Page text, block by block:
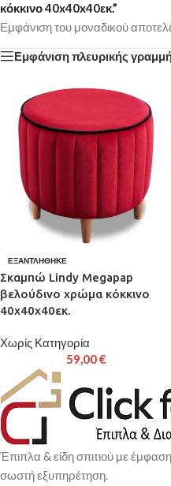
κόκκινο 40x40x40εκ.”
Εμφάνιση του μοναδικού
Εμφάνιση πλευρικής
ΕΞΑΝΤΛΉΘΗΚΕ
Σκαμπώ Lindy Megapap
βελούδινο χρώμα κόκκινο
40x40x40εκ.
Χωρίς Κατηγορία
59,00€
Έπιπλα & είδη σπιτιού με
σωστή εξυπηρέτηση.